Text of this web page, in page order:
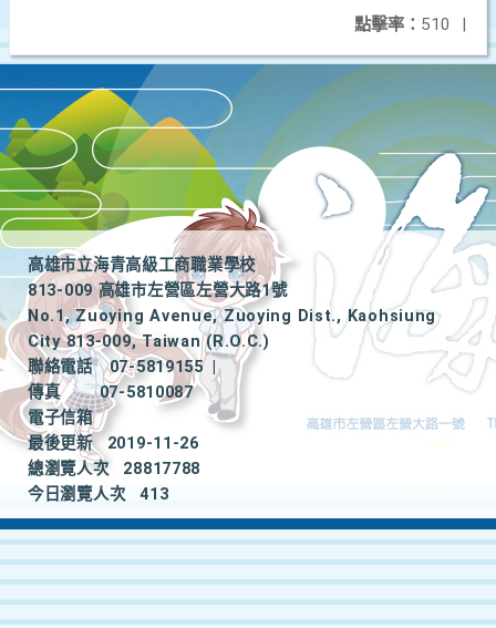
點擊率： 510 |
高雄市立海青高級工商職業學校
813-009 高雄市左營區左營大路1號
No.1, Zuoying Avenue, Zuoying Dist., Kaohsiung
City 813-009, Taiwan (R.O.C.)
聯絡電話
07-5819155
|
傳真
07-5810087
電子信箱
最後更新
2019-11-26
總瀏覽人次
28817788
今日瀏覽人次
413